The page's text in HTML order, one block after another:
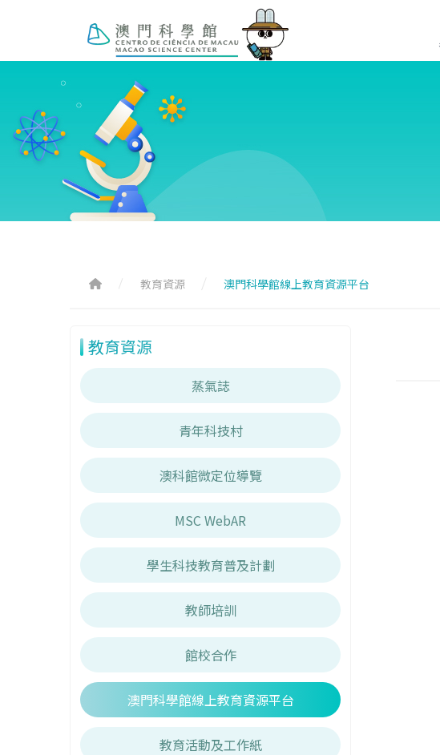
教育資源 澳門科學館線上教育資源平台
教育資源
蒸氣誌
青年科技村
澳科館微定位導覽
MSC WebAR
學生科技教育普及計劃
教師培訓
館校合作
澳門科學館線上教育資源平台
教育活動及工作紙